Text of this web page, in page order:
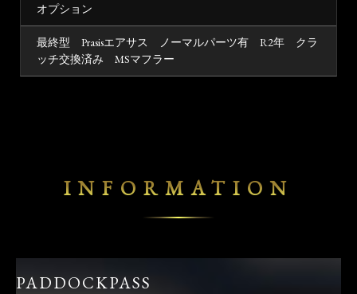
オプション
最終型 Prasisエアサス ノーマルパーツ有 R2年 クラ
ッチ交換済み MSマフラー
INFORMATION
PADDOCKPASS